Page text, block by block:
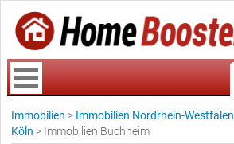
Immobilien > Immobilien Nordrhein-Westfalen
Köln > Immobilien Buchheim